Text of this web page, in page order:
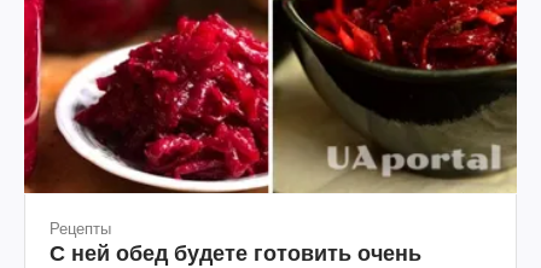
Рецепты
С ней обед будете готовить очень